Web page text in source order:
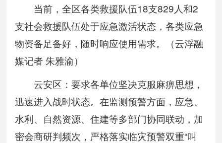
当前，全区各类救援队伍18支829人和2
支社会救援队伍处于应急激活状态，各类应急
物资备足备好，随时响应使用需求。（云浮融
媒记者 朱雅渝）
云安区：要求各单位坚决克服麻痹思想，
迅速进入战时状态。在监测预警方面，应急、
水利、自然资源、住建等多部门协同联动，加
密会商研判频次，严格落实临灾预警双重“叫